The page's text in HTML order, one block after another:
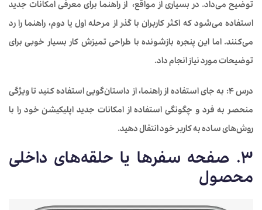
توضیح می‌داد. در بسیاری از مواقع، از راهنما برای معرفی امکانات جدید
استفاده می‌شود که اکثر کاربران با گذر از مرحله اول یا دوم، راهنما را رد
می‌کنند. اما این پنجره بازشونده با طراحی تمیزش کار بسیار خوبی برای
توضیحات مورد نیاز انجام داد.
درس 4:
به جای استفاده از راهنما، از داستان‌گویی استفاده کنید تا ویژگی
منحصر به فرد و چگونگی استفاده از امکانات جدید اپلیکیشن خود را با
روش‌های ساده به کاربر خود انتقال دهید.
3. صفحه سفرها یا حلقه‌های داخلی
محصول